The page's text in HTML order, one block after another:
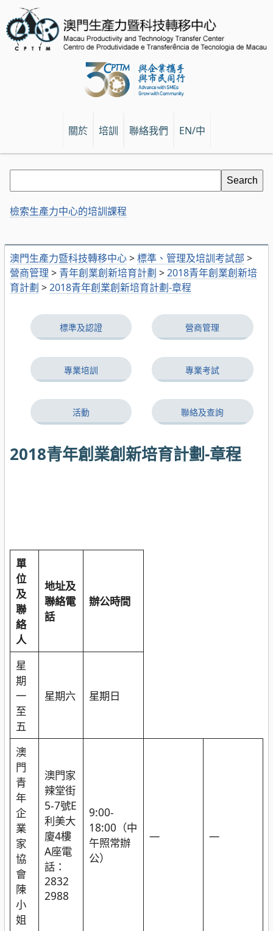
關於 培訓 聯絡我們 EN/中
澳門生產力暨科技轉移中心>標準、管理及培訓考試部 >
營商管理 > 青年創業創新培育計劃 >2018青年創業創新培
育計劃 >2018青年創業創新培育計劃-章程
標準及認證 營商管理
專業培訓 專業考試
活動 聯絡及查詢
2018青年創業創新培育計劃-章程
單
位
及
聯
絡
人
地址及
聯絡電
話
辦公時間
星
期
一
至
五
星期六 星期日
澳
門
青
年
企
業
家
協
會
陳
小
姐
澳門家
辣堂街
5-7號E
利美大
廈4樓
A座電
話：
2832
2988
9:00-
18:00（中
午照常辦
公）
— —
檢索生產力中心的培訓課程